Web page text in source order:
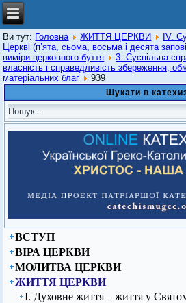
Ви тут: Головна ЖИТТЯ ЦЕРКВИ
IV.
Церкві (п’ята, сьома, восьма і десята
виміри церковного буття
3. Суспільна
власність і справедливість збереження,
матеріальних благ
939
Шукати в
ВСТУП
ВІРА ЦЕРКВИ
МОЛИТВА ЦЕРКВИ
ЖИТТЯ ЦЕРКВИ
І. Духовне життя – життя у